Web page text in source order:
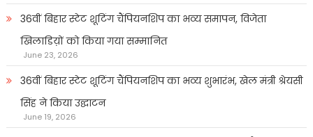
36वीं बिहार स्टेट शूटिंग चैंपियनशिप का भव्य समापन, विजेता
खिलाडिय़ों को किया गया सम्मानित
June 23, 2026
36वीं बिहार स्टेट शूटिंग चैंपियनशिप का भव्य शुभारंभ, खेल मंत्री श्रेयसी
सिंह ने किया उद्घाटन
June 19, 2026